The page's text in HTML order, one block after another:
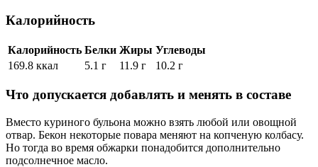
Калорийность
Калорийность Белки Жиры Углеводы
169.8 ккал
5.1 г 11.9 г 10.2 г
Что допускается добавлять и менять в составе
Вместо куриного бульона можно взять любой или овощной
отвар. Бекон некоторые повара меняют на копченую колбасу.
Но тогда во время обжарки понадобится дополнительно
подсолнечное масло.